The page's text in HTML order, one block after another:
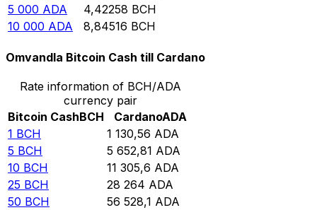
5 000 ADA 4,42258 BCH
10 000 ADA 8,84516 BCH
Omvandla Bitcoin Cash till Cardano
Rate information of BCH/ADA
currency pair
Bitcoin CashBCH CardanoADA
1 BCH 1 130,56 ADA
5 BCH 5 652,81 ADA
10 BCH 11 305,6 ADA
25 BCH 28 264 ADA
50 BCH 56 528,1 ADA